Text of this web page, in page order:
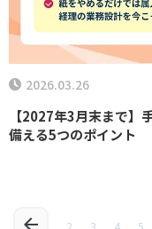
【2027年3月末まで】
備える5つのポイント
2026.03.26